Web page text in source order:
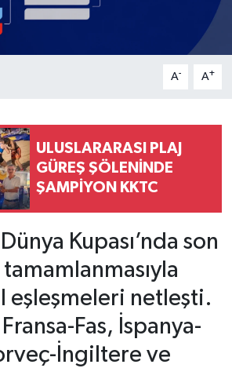
A- A+
ULUSLARARASI PLAJ
GÜREŞ ŞÖLENİNDE
ŞAMPİYON KKTC
Kupası’nda son
eşleşmeleri netleşti.
Fas, İspanya-
İngiltere ve